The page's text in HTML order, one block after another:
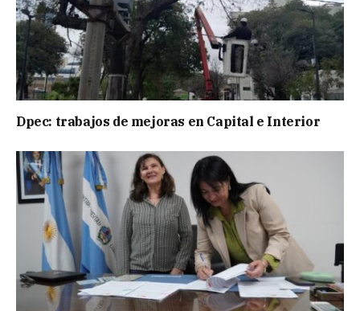
Dpec: trabajos de mejoras en Capital e Interior